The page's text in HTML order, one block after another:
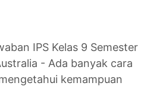
IPS Kelas 9 Semester
- Ada banyak cara
kemampuan